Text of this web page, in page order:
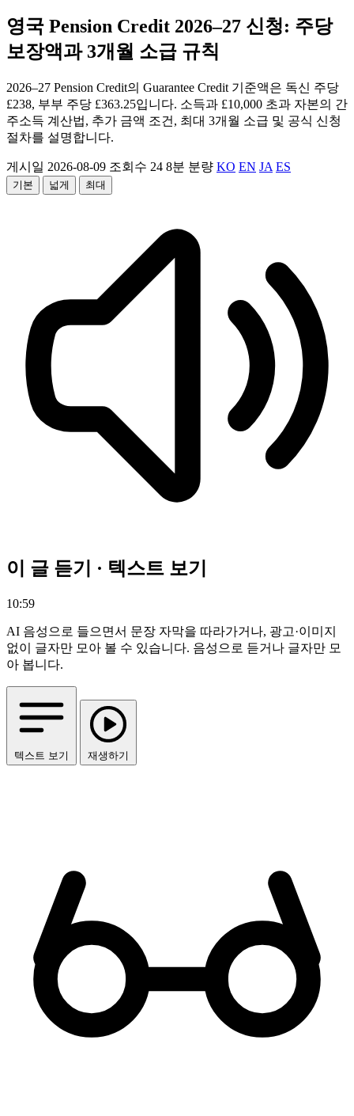
영국 Pension Credit 2026–27 신청: 주당
보장액과 3개월 소급 규칙
2026–27 Pension Credit의 Guarantee Credit 기준액은 독신 주당
£238, 부부 주당 £363.25입니다. 소득과 £10,000 초과 자본의 간
주소득 계산법, 추가 금액 조건, 최대 3개월 소급 및 공식 신청
절차를 설명합니다.
게시일 2026-08-09 조회수 24 8분 분량 KO EN JA ES
기본 넓게 최대
이 글 듣기 · 텍스트 보기
10:59
AI 음성으로 들으면서 문장 자막을 따라가거나, 광고·이미지
없이 글자만 모아 볼 수 있습니다. 음성으로 듣거나 글자만 모
아 봅니다.
텍스트 보기 재생하기